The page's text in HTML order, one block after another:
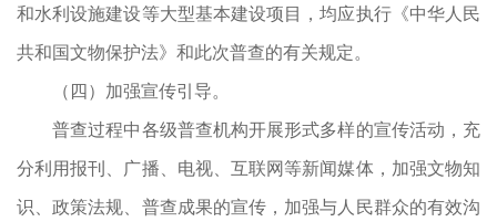
和水利设施建设等大型基本建设项目，均应执行《中华人民
共和国文物保护法》和此次普查的有关规定。
（四）加强宣传引导。
普查过程中各级普查机构开展形式多样的宣传活动，充
分利用报刊、广播、电视、互联网等新闻媒体，加强文物知
识、政策法规、普查成果的宣传，加强与人民群众的有效沟